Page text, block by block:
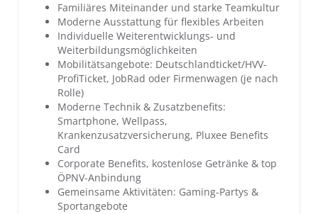
Familiäres Miteinander und starke Teamkultur
Moderne Ausstattung für flexibles Arbeiten
Individuelle Weiterentwicklungs- und
Weiterbildungsmöglichkeiten
Mobilitätsangebote: Deutschlandticket/HVV-
ProfiTicket, JobRad oder Firmenwagen (je nach
Rolle)
Moderne Technik & Zusatzbenefits:
Smartphone, Wellpass,
Krankenzusatzversicherung, Pluxee Benefits
Card
Corporate Benefits, kostenlose Getränke & top
ÖPNV-Anbindung
Gemeinsame Aktivitäten: Gaming-Partys &
Sportangebote